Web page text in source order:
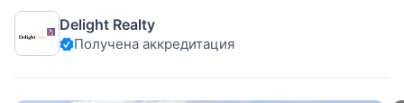
продажу предлагается редкая по масштабу и атмосфере
квартира общей площадью 213,7 кв.м. Планировка
включает в себя: просторную гостиную-столовую, три
Delight Realty
Получена аккредитация